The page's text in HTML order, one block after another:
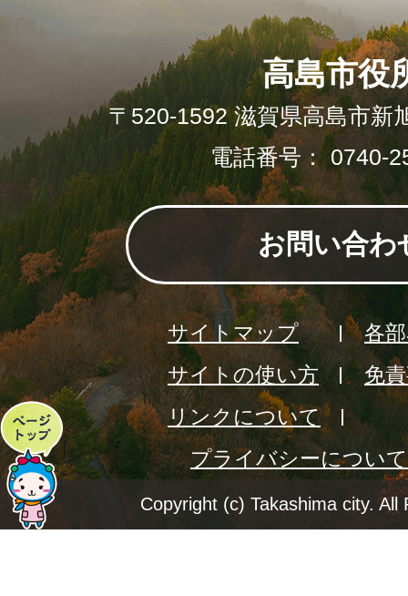
ペ
ー
ジ
高島市役
〒520-1592 滋賀県高島市新
電話番号： 0740-
お問い合わ
サイトマップ
各
サイトの使い方
免
リンクについて
プライバシーについて
Copyright (c) Takashima city. All